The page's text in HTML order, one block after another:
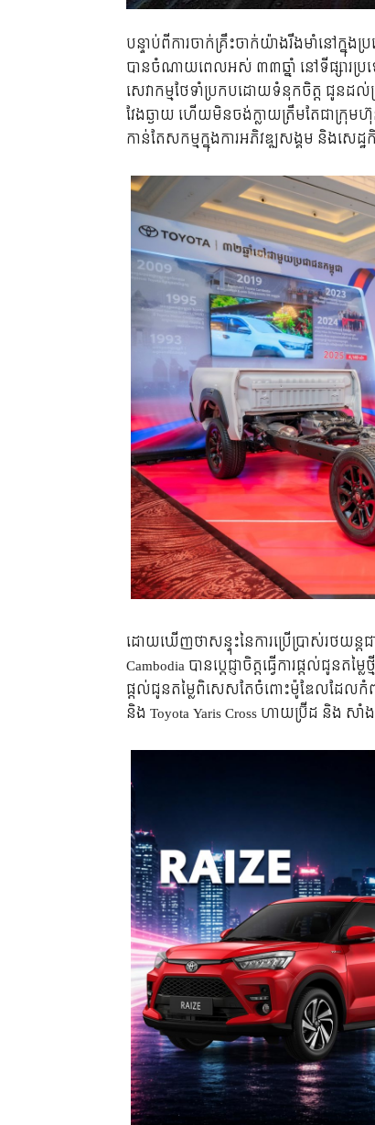
បន្ទាប់ពីការចាក់គ្រឹះចាក់យ៉ាងរឹងមាំនៅក្
បានចំណាយពេលអស់ ៣៣ឆ្នាំ នៅទីផ្សារប្រទ
សេវាកម្មថែទាំប្រកបដោយទំនុកចិត្ត ជូនដ
វែងឆ្ងាយ ហើយមិនចង់ក្លាយត្រឹមតែជាក្រុ
កាន់តែសកម្មក្នុងការអភិវឌ្ឍសង្គម និងសេដ្ឋ
ដោយឃើញថាសន្ទុះនៃការប្រើប្រាស់រថយន្ត
Cambodia បានប្ដេជ្ញាចិត្តធ្វើការផ្តល់ជូនត
ផ្តល់ជូនតម្លៃពិសេសតែចំពោះម៉ូឌែលដែលកំពុ
និង Toyota Yaris Cross ហាយប្រ៊ីដ និង ស